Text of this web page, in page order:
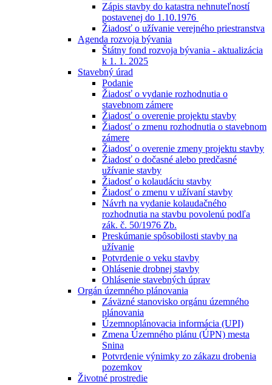
Zápis stavby do katastra nehnuteľností
postavenej do 1.10.1976
Žiadosť o užívanie verejného priestranstva
Agenda rozvoja bývania
Štátny fond rozvoja bývania - aktualizácia
k 1. 1. 2025
Stavebný úrad
Podanie
Žiadosť o vydanie rozhodnutia o
stavebnom zámere
Žiadosť o overenie projektu stavby
Žiadosť o zmenu rozhodnutia o stavebnom
zámere
Žiadosť o overenie zmeny projektu stavby
Žiadosť o dočasné alebo predčasné
užívanie stavby
Žiadosť o kolaudáciu stavby
Žiadosť o zmenu v užívaní stavby
Návrh na vydanie kolaudačného
rozhodnutia na stavbu povolenú podľa
zák. č. 50/1976 Zb.
Preskúmanie spôsobilosti stavby na
užívanie
Potvrdenie o veku stavby
Ohlásenie drobnej stavby
Ohlásenie stavebných úprav
Orgán územného plánovania
Záväzné stanovisko orgánu územného
plánovania
Územnoplánovacia informácia (UPI)
Zmena Územného plánu (ÚPN) mesta
Snina
Potvrdenie výnimky zo zákazu drobenia
pozemkov
Životné prostredie